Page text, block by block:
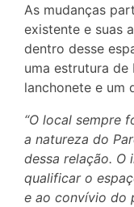
As mudanças
existente e suas
dentro desse
uma estrutura de
lanchonete e um
“O local sempre
a natureza do
dessa relação.
qualificar o
e ao convívio do